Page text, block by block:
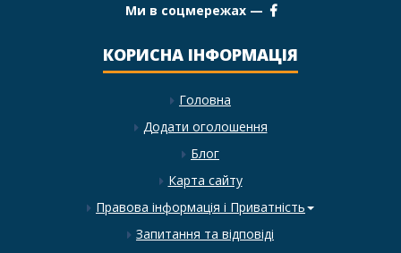
Ми в соцмережах —
КОРИСНА ІНФОРМАЦІЯ
Головна
Додати оголошення
Блог
Карта сайту
Правова інформація і Приватність
Запитання та відповіді